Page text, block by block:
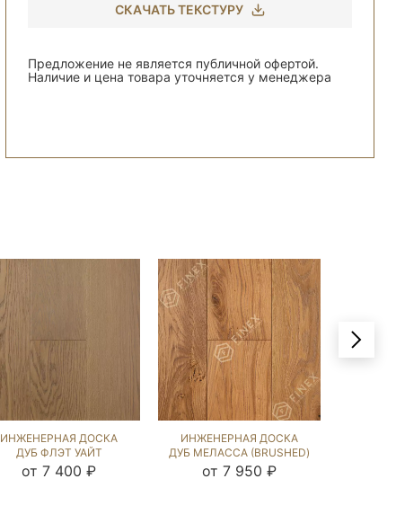
СКАЧАТЬ ТЕКСТУРУ
Предложение не является публичной офертой.
Наличие и цена товара уточняется у менеджера
ИНЖЕНЕРНАЯ ДОСКА
ДУБ ФЛЭТ УАЙТ
(BRUSHED) 143934
от 7 400 ₽
ИНЖЕНЕРНАЯ ДОСКА
ДУБ МЕЛАССА (BRUSHED)
143845
от 7 950 ₽